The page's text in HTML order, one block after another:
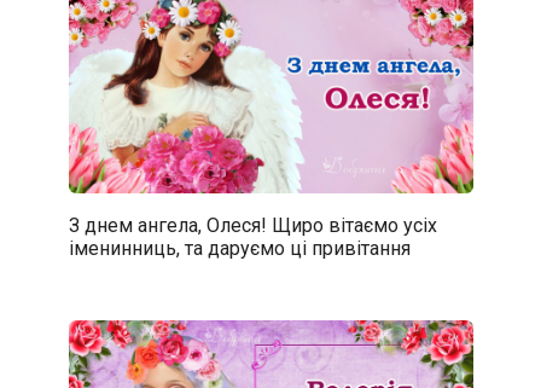
З днем ангела, Олеся! Щиро вітаємо усіх
іменинниць, та даруємо ці привітання